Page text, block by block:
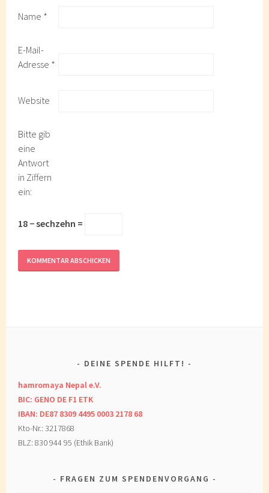
Name *
E-Mail-
Adresse *
Website
Bitte gib
eine
Antwort
in Ziffern
ein:
18 − sechzehn =
DEINE SPENDE HILFT!
hamromaya Nepal e.V.
BIC: GENO DE F1 ETK
IBAN: DE87 8309 4495 0003 2178 68
Kto-Nr.: 3217868
BLZ: 830 944 95 (Ethik Bank)
FRAGEN ZUM SPENDENVORGANG